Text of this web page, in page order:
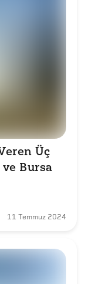
Üç
Bursa
11 Temmuz 2024